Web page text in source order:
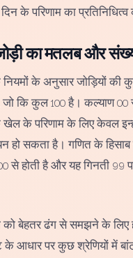
के परिणाम का प्रतिनिधित्व
का मतलब और
के अनुसार जोड़ियों की
जो कि कुल 100 है। कल्याण 00
के परिणाम के लिए केवल
हो सकता है। गणित के
होती है और यह गिनती 99
बेहतर ढंग से समझने के लिए
के आधार पर कुछ श्रेणियों में